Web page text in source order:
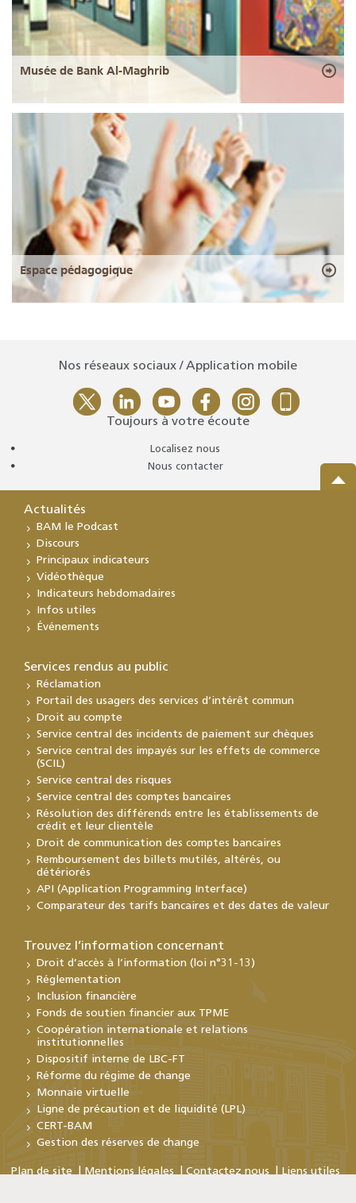
Musée de Bank Al-Maghrib
Espace pédagogique
Nos réseaux sociaux / Application mobile
Toujours à votre écoute
Localisez nous
Nous contacter
Actualités
BAM le Podcast
Discours
Principaux indicateurs
Vidéothèque
Indicateurs hebdomadaires
Infos utiles
Événements
Services rendus au public
Réclamation
Portail des usagers des services d’intérêt commun
Droit au compte
Service central des incidents de paiement sur chèques
Service central des impayés sur les effets de commerce
(SCIL)
Service central des risques
Service central des comptes bancaires
Résolution des différends entre les établissements de
crédit et leur clientèle
Droit de communication des comptes bancaires
Remboursement des billets mutilés, altérés, ou
détériorés
API (Application Programming Interface)
Comparateur des tarifs bancaires et des dates de valeur
Trouvez l’information concernant
Droit d’accès à l’information (loi n°31-13)
Réglementation
Inclusion financière
Fonds de soutien financier aux TPME
Coopération internationale et relations
institutionnelles
Dispositif interne de LBC-FT
Réforme du régime de change
Monnaie virtuelle
Ligne de précaution et de liquidité (LPL)
CERT-BAM
Gestion des réserves de change
Plan de site Mentions légales Contactez nous Liens utiles